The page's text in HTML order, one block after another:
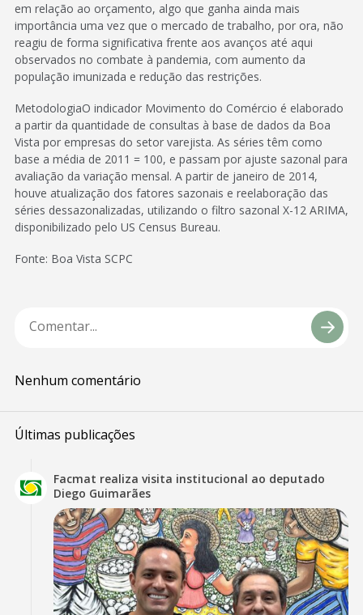
em relação ao orçamento, algo que ganha ainda mais
importância uma vez que o mercado de trabalho, por ora, não
reagiu de forma significativa frente aos avanços até aqui
observados no combate à pandemia, com aumento da
população imunizada e redução das restrições.
MetodologiaO indicador Movimento do Comércio é elaborado
a partir da quantidade de consultas à base de dados da Boa
Vista por empresas do setor varejista. As séries têm como
base a média de 2011 = 100, e passam por ajuste sazonal para
avaliação da variação mensal. A partir de janeiro de 2014,
houve atualização dos fatores sazonais e reelaboração das
séries dessazonalizadas, utilizando o filtro sazonal X-12 ARIMA,
disponibilizado pelo US Census Bureau.
Fonte: Boa Vista SCPC
Nenhum comentário
Últimas publicações
Facmat realiza visita institucional ao deputado
Diego Guimarães